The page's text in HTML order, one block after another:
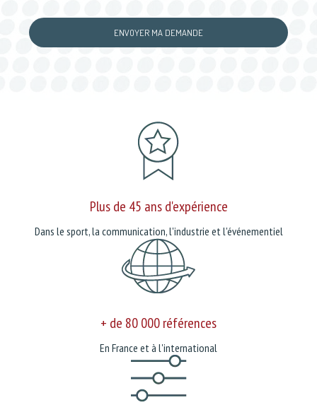
Plus de 45 ans d'expérience
Dans le sport, la communication, l'industrie et l'événementiel
+ de 80 000 références
En France et à l'international